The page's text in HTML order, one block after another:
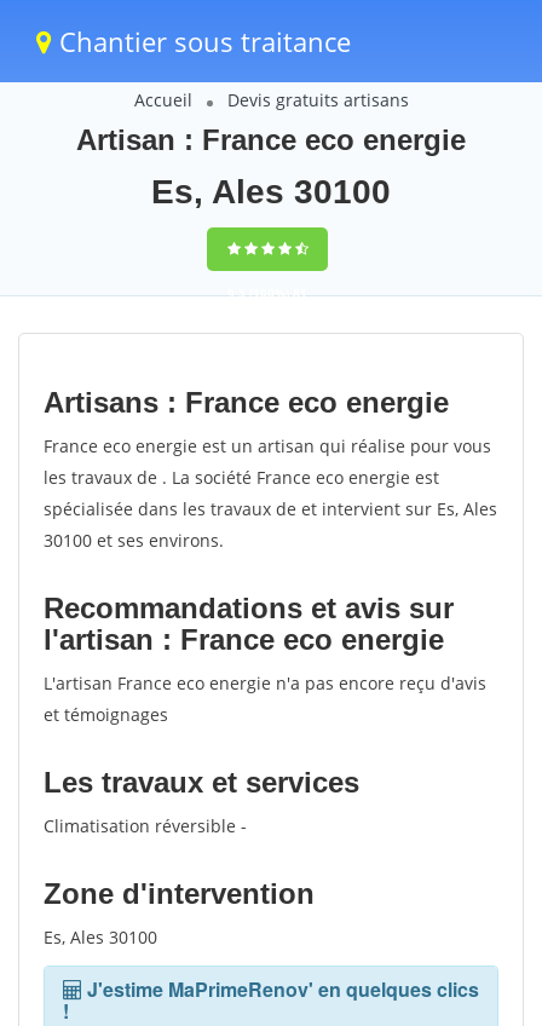
Chantier sous traitance
Accueil Devis gratuits artisans
Artisan : France eco energie
Es, Ales 30100
9,5(100%)81
votes
Artisans : France eco energie
France eco energie est un artisan qui réalise pour vous
les travaux de . La société France eco energie est
spécialisée dans les travaux de et intervient sur Es, Ales
30100 et ses environs.
Recommandations et avis sur
l'artisan : France eco energie
L'artisan France eco energie n'a pas encore reçu d'avis
et témoignages
Les travaux et services
Climatisation réversible -
Zone d'intervention
Es, Ales 30100